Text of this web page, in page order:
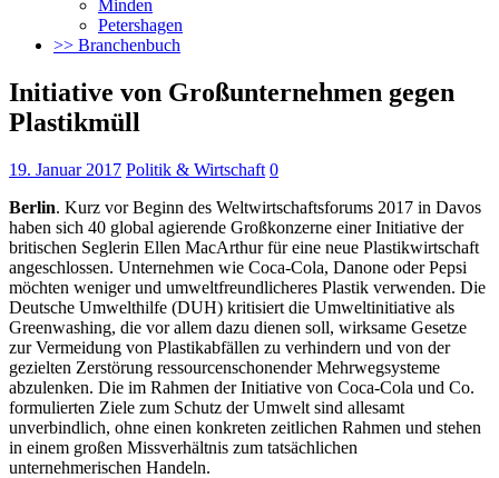
Minden
Petershagen
>> Branchenbuch
Initiative von Großunternehmen gegen
Plastikmüll
19. Januar 2017 Politik & Wirtschaft 0
Berlin. Kurz vor Beginn des Weltwirtschaftsforums 2017 in Davos
haben sich 40 global agierende Großkonzerne einer Initiative der
britischen Seglerin Ellen MacArthur für eine neue Plastikwirtschaft
angeschlossen. Unternehmen wie Coca-Cola, Danone oder Pepsi
möchten weniger und umweltfreundlicheres Plastik verwenden. Die
Deutsche Umwelthilfe (DUH) kritisiert die Umweltinitiative als
Greenwashing, die vor allem dazu dienen soll, wirksame Gesetze
zur Vermeidung von Plastikabfällen zu verhindern und von der
gezielten Zerstörung ressourcenschonender Mehrwegsysteme
abzulenken. Die im Rahmen der Initiative von Coca-Cola und Co.
formulierten Ziele zum Schutz der Umwelt sind allesamt
unverbindlich, ohne einen konkreten zeitlichen Rahmen und stehen
in einem großen Missverhältnis zum tatsächlichen
unternehmerischen Handeln.